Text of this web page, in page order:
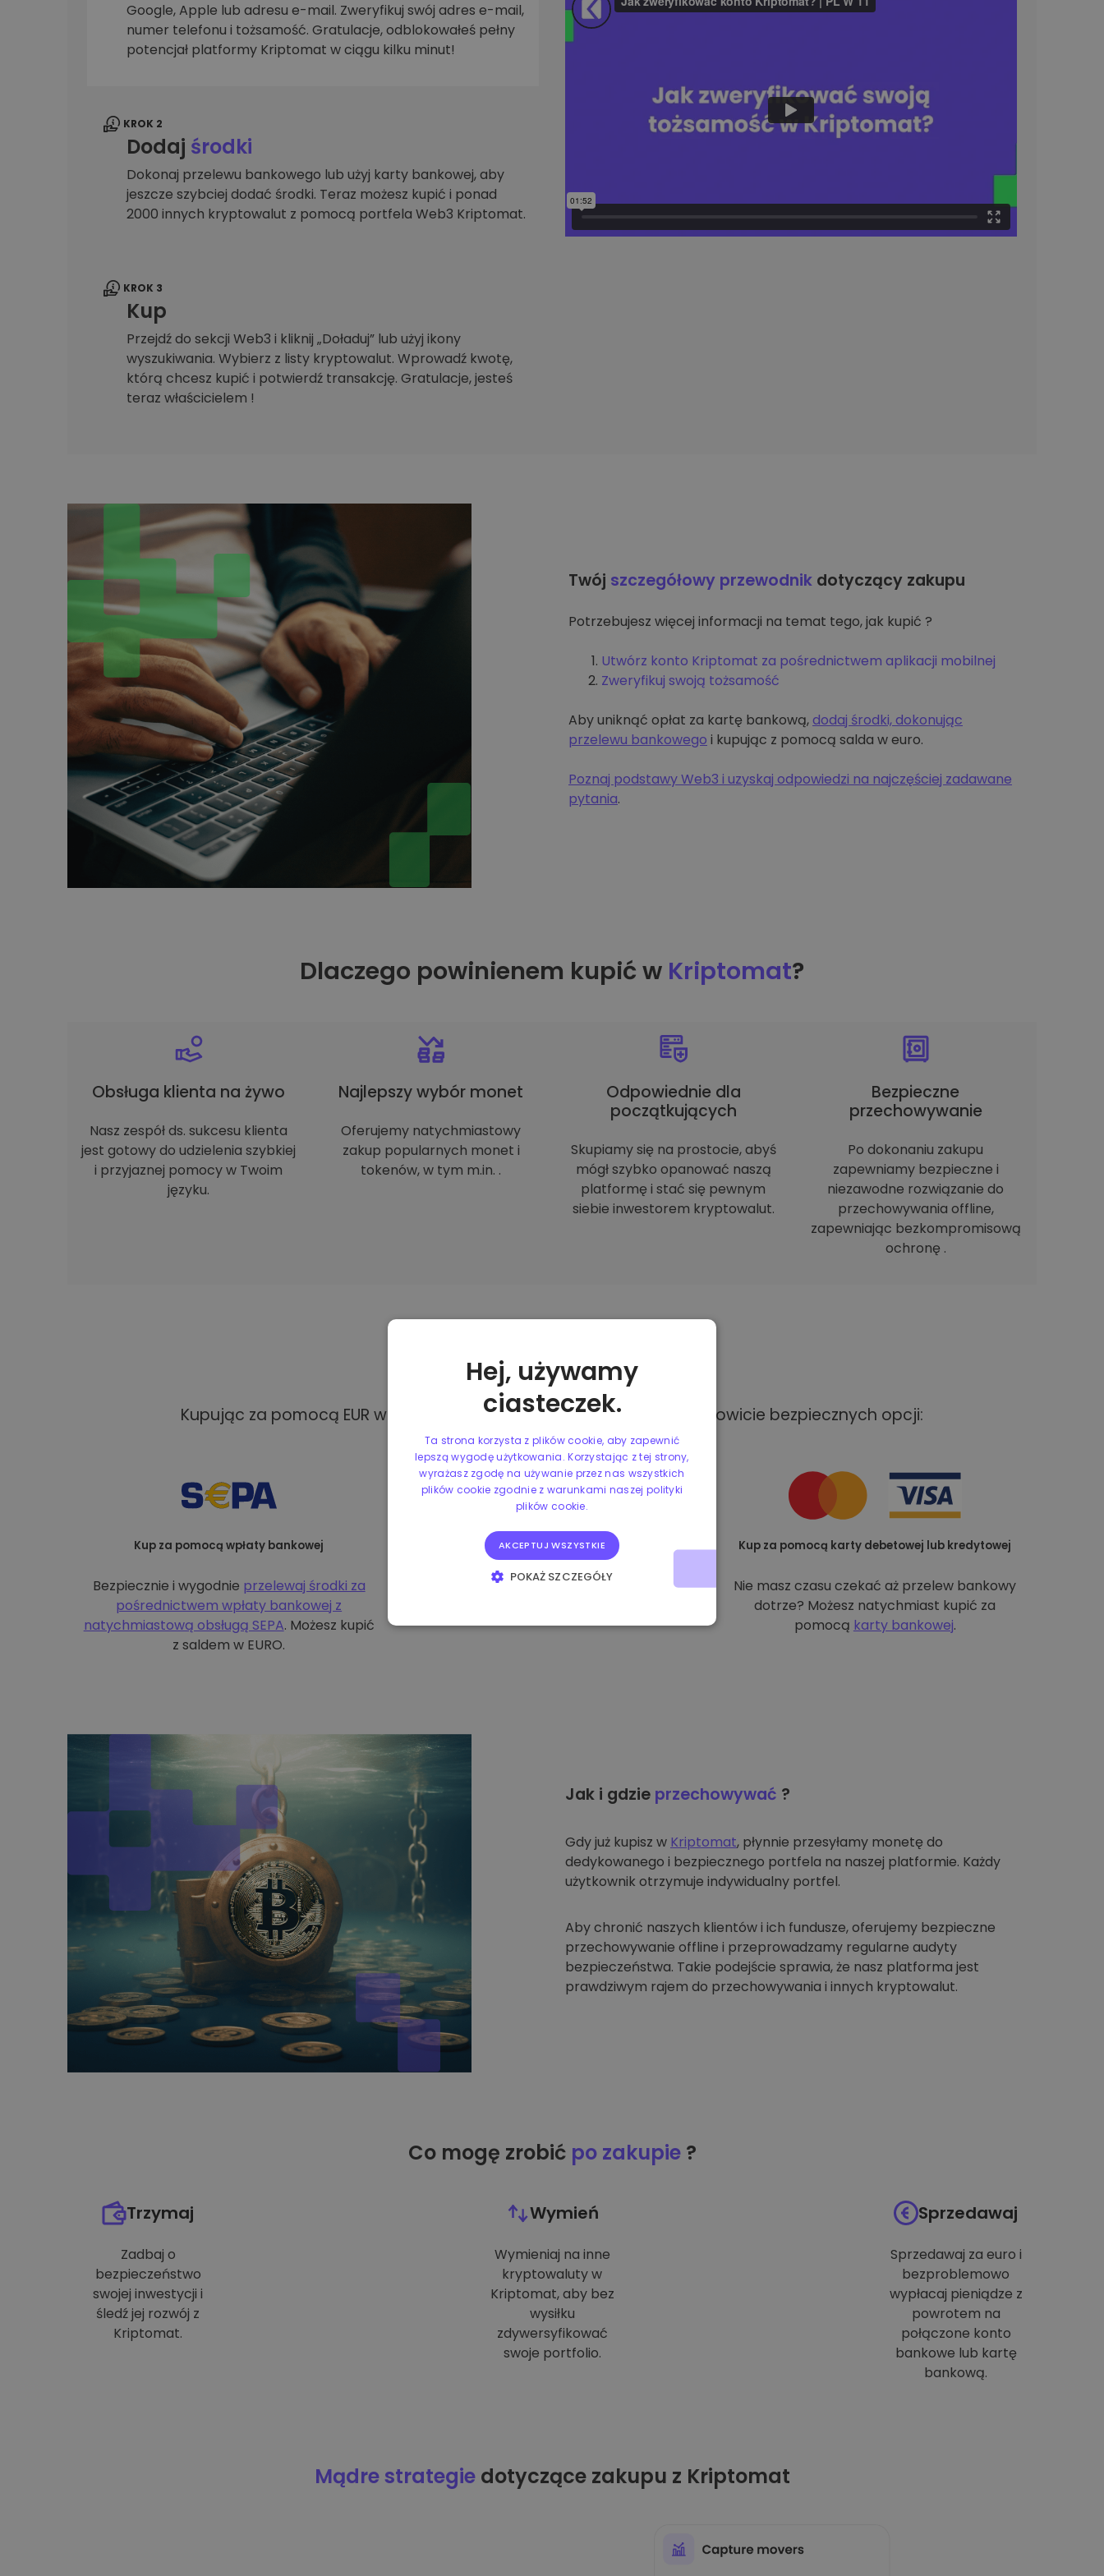
Explorer inwestycji
Znajdź swoją strategię kryptowalut
Google, Apple lub adresu e-mail. Zweryfikuj swój adres e-mail,
numer telefonu i tożsamość. Gratulacje, odblokowałeś pełny
potencjał platformy Kriptomat w ciągu kilku minut!
KROK 2
Dodaj środki
Dokonaj przelewu bankowego lub użyj karty bankowej, aby
jeszcze szybciej dodać środki. Teraz możesz kupić i ponad
2000 innych kryptowalut z pomocą portfela Web3 Kriptomat.
KROK 3
Kup
Przejdź do sekcji Web3 i kliknij „Doładuj” lub użyj ikony
wyszukiwania. Wybierz z listy kryptowalut. Wprowadź kwotę,
którą chcesz kupić i potwierdź transakcję. Gratulacje, jesteś
teraz właścicielem !
Twój szczegółowy przewodnik dotyczący zakupu
Potrzebujesz więcej informacji na temat tego, jak kupić ?
Utwórz konto Kriptomat za pośrednictwem aplikacji mobilnej
Zweryfikuj swoją tożsamość
Aby uniknąć opłat za kartę bankową,dodaj środki, dokonując
przelewu bankowego i kupując z pomocą salda w euro.
Poznaj podstawy Web3 i uzyskaj odpowiedzi na najczęściej zadawane
pytania.
Dlaczego powinienem kupić w Kriptomat?
Obsługa klienta na żywo
Nasz zespół ds. sukcesu klienta
jest gotowy do udzielenia szybkiej
i przyjaznej pomocy w Twoim
języku.
Najlepszy wybór monet
Oferujemy natychmiastowy
zakup popularnych monet i
tokenów, w tym m.in. .
Odpowiednie dla
początkujących
Skupiamy się na prostocie, abyś
mógł szybko opanować naszą
platformę i stać się pewnym
siebie inwestorem kryptowalut.
Bezpieczne
przechowywanie
Po dokonaniu zakupu
zapewniamy bezpieczne i
niezawodne rozwiązanie do
przechowywania offline,
zapewniając bezkompromisową
ochronę .
Metodypłatności
Kupując za pomocą EUR w Kriptomat, masz dostęp do różnych i całkowicie bezpiecznych opcji:
Kup za pomocą wpłaty bankowej
Bezpiecznie i wygodnie przelewaj środki za
pośrednictwem wpłaty bankowej z
natychmiastową obsługą SEPA. Możesz kupić
z saldem w EURO.
Kup za pomocą karty debetowej lub kredytowej
Nie masz czasu czekać aż przelew bankowy
dotrze? Możesz natychmiast kupić za
pomocą karty bankowej.
Jak i gdzie przechowywać ?
Gdy już kupisz w Kriptomat, płynnie przesyłamy monetę do
dedykowanego i bezpiecznego portfela na naszej platformie. Każdy
użytkownik otrzymuje indywidualny portfel.
Aby chronić naszych klientów i ich fundusze, oferujemy bezpieczne
przechowywanie offline i przeprowadzamy regularne audyty
bezpieczeństwa. Takie podejście sprawia, że nasz platforma jest
prawdziwym rajem do przechowywania i innych kryptowalut.
Co mogę zrobić po zakupie?
Trzymaj
Zadbaj o
bezpieczeństwo
swojej inwestycji i
śledź jej rozwój z
Kriptomat.
Wymień
Wymieniaj na inne
kryptowaluty w
Kriptomat, aby bez
wysiłku
zdywersyfikować
swoje portfolio.
Sprzedawaj
Sprzedawaj za euro i
bezproblemowo
wypłacaj pieniądze z
powrotem na
połączone konto
bankowe lub kartę
bankową.
Mądre strategiedotyczące zakupu z Kriptomat
Hej, używamy
ciasteczek.
Ta strona korzysta z plików cookie, aby zapewnić
lepszą wygodę użytkowania. Korzystając z tej strony,
wyrażasz zgodę na używanie przez nas wszystkich
plików cookie zgodnie z warunkami naszej polityki
plików cookie.
AKCEPTUJ WSZYSTKIE
POKAŻ SZCZEGÓŁY